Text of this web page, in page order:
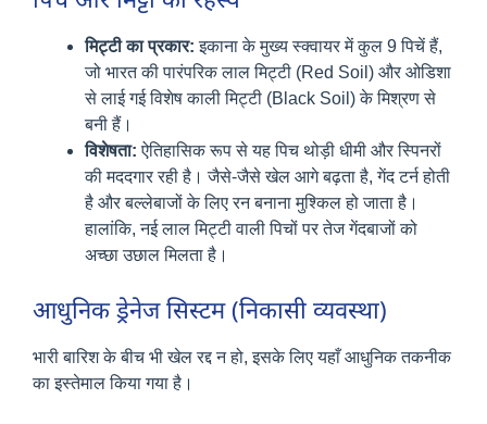
मिट्टी का प्रकार: इकाना के मुख्य स्क्वायर में कुल 9 पिचें हैं,
जो भारत की पारंपरिक लाल मिट्टी (Red Soil) और ओडिशा
से लाई गई विशेष काली मिट्टी (Black Soil) के मिश्रण से
बनी हैं।
विशेषता: ऐतिहासिक रूप से यह पिच थोड़ी धीमी और स्पिनरों
की मददगार रही है। जैसे-जैसे खेल आगे बढ़ता है, गेंद टर्न होती
है और बल्लेबाजों के लिए रन बनाना मुश्किल हो जाता है।
हालांकि, नई लाल मिट्टी वाली पिचों पर तेज गेंदबाजों को
अच्छा उछाल मिलता है।
आधुनिक ड्रेनेज सिस्टम (निकासी व्यवस्था)
भारी बारिश के बीच भी खेल रद्द न हो, इसके लिए यहाँ आधुनिक तकनीक
का इस्तेमाल किया गया है।